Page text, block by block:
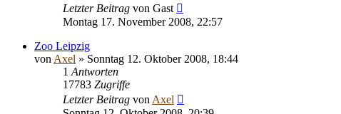
Letzter Beitrag von Gast
Montag 17. November 2008, 22:57
Zoo Leipzig
von Axel » Sonntag 12. Oktober 2008, 18:44
1 Antworten
17783 Zugriffe
Letzter Beitrag von Axel